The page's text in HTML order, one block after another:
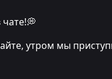
утром мы